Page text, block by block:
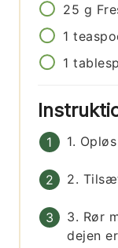
25 g
1
1
1.
2.
3. Rør
dejen